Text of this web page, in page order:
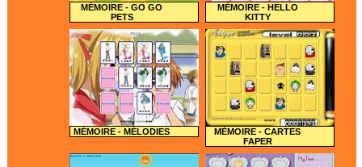
MÉMOIRE - GO GO
PETS
MÉMOIRE - HELLO
KITTY
MÉMOIRE - MÉLODIES
MÉMOIRE - CARTES
FAPER